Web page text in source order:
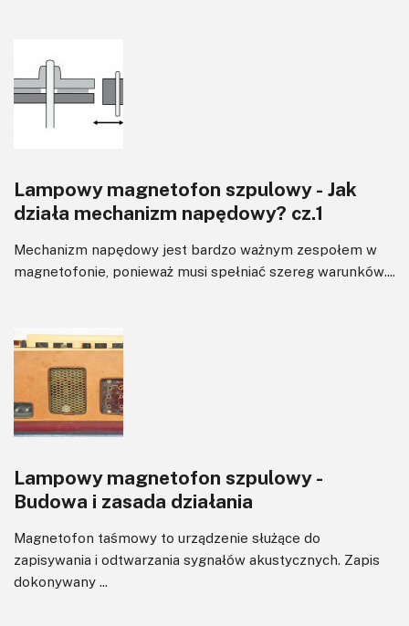
Lampowy magnetofon szpulowy - Jak
działa mechanizm napędowy? cz.1
Mechanizm napędowy jest bardzo ważnym zespołem w
magnetofonie, ponieważ musi spełniać szereg warunków....
Lampowy magnetofon szpulowy -
Budowa i zasada działania
Magnetofon taśmowy to urządzenie służące do
zapisywania i odtwarzania sygnałów akustycznych. Zapis
dokonywany ...